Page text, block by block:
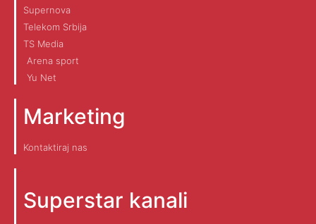
Supernova
Telekom Srbija
TS Media
Arena sport
Yu Net
Marketing
Kontaktiraj nas
Superstar kanali